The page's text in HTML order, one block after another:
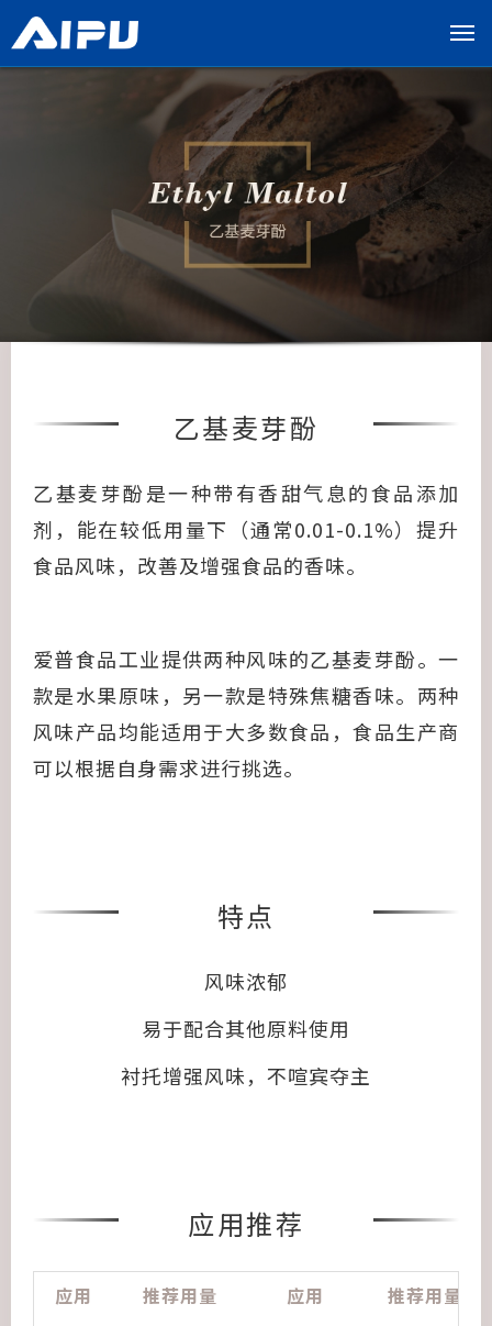
展
览
列
乙基麦芽酚
乙基麦芽酚是一种带有香甜气息的食品添加
剂，能在较低用量下（通常0.01-0.1%）提升
食品风味，改善及增强食品的香味。
爱普食品工业提供两种风味的乙基麦芽酚。一
款是水果原味，另一款是特殊焦糖香味。两种
风味产品均能适用于大多数食品，食品生产商
可以根据自身需求进行挑选。
特点
风味浓郁
易于配合其他原料使用
衬托增强风味，不喧宾夺主
应用推荐
应用 推荐用量 应用 推荐用量